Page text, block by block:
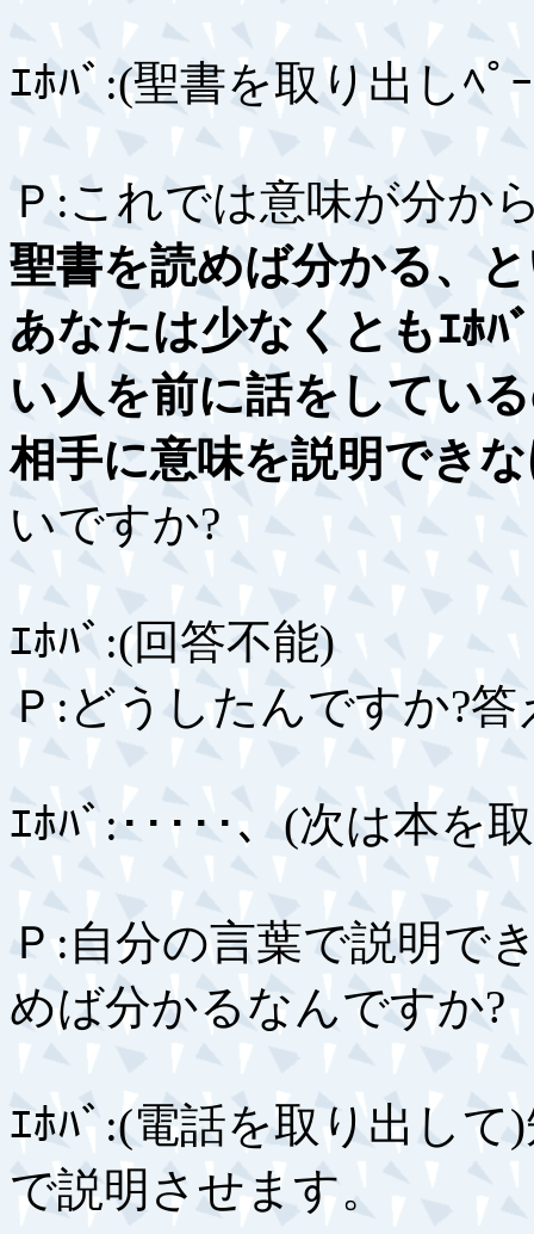
ｴﾎﾊﾞ:(聖書を取り出しﾍ
Ｐ:これでは意味が分か
聖書を読めば分かる、
あなたは少なくともｴﾎﾊ
い人を前に話をしてい
相手に意味を説明でき
いですか?
ｴﾎﾊﾞ:(回答不能)
Ｐ:どうしたんですか?
ｴﾎﾊﾞ:･････、(次は本を
Ｐ:自分の言葉で説明で
めば分かるなんですか?
ｴﾎﾊﾞ:(電話を取り出し
で説明させます。